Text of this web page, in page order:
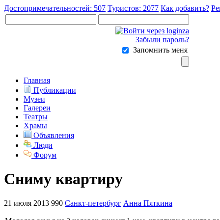
Достопримечательностей: 507 Туристов: 2077 Как добавить?
Забыли пароль?
Запомнить меня
Главная
Публикации
Музеи
Галереи
Театры
Храмы
Объявления
Люди
Форум
Сниму квартиру
21 июля 2013 990 Санкт-петербург Анна Пяткина